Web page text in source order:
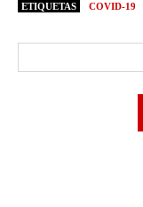
ETIQUETAS COVID-19